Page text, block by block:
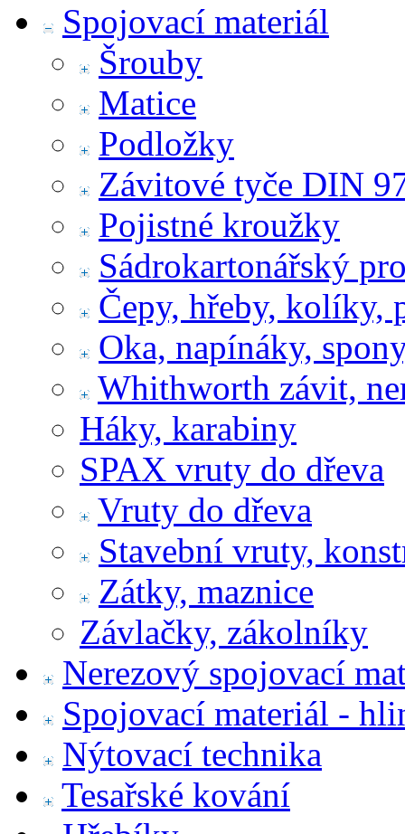
Spojovací materiál
Šrouby
Matice
Podložky
Závitové tyče DIN
Pojistné kroužky
Sádrokartonářský
Čepy, hřeby, kolíky,
Oka, napínáky,
Whithworth závit,
Háky, karabiny
SPAX vruty do dřeva
Vruty do dřeva
Stavební vruty,
Zátky, maznice
Závlačky, zákolníky
Nerezový spojovací
Spojovací materiál -
Nýtovací technika
Tesařské kování